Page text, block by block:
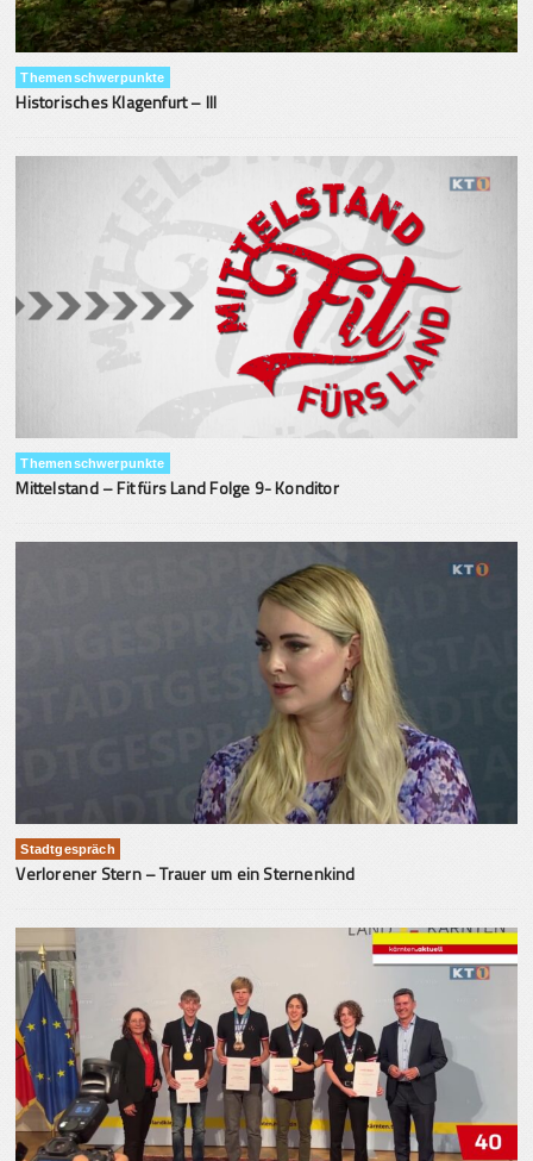
Themenschwerpunkte
Historisches Klagenfurt – III
Themenschwerpunkte
Mittelstand – Fit fürs Land Folge 9- Konditor
Stadtgespräch
Verlorener Stern – Trauer um ein Sternenkind